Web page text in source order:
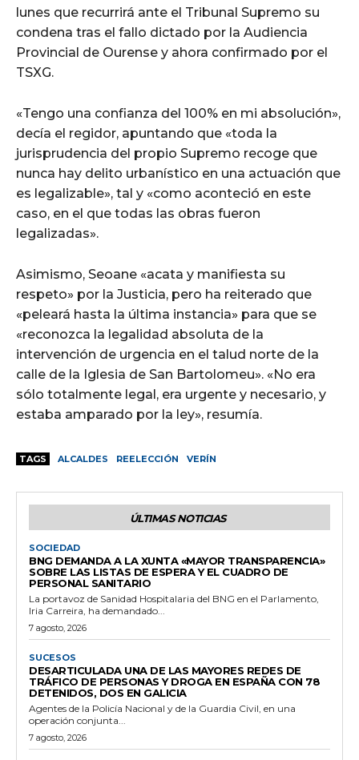
lunes que recurrirá ante el Tribunal Supremo su
condena tras el fallo dictado por la Audiencia
Provincial de Ourense y ahora confirmado por el
TSXG.
«Tengo una confianza del 100% en mi absolución»,
decía el regidor, apuntando que «toda la
jurisprudencia del propio Supremo recoge que
nunca hay delito urbanístico en una actuación que
es legalizable», tal y «como aconteció en este
caso, en el que todas las obras fueron
legalizadas».
Asimismo, Seoane «acata y manifiesta su
respeto» por la Justicia, pero ha reiterado que
«peleará hasta la última instancia» para que se
«reconozca la legalidad absoluta de la
intervención de urgencia en el talud norte de la
calle de la Iglesia de San Bartolomeu». «No era
sólo totalmente legal, era urgente y necesario, y
estaba amparado por la ley», resumía.
TAGS ALCALDES REELECCIÓN VERÍN
ÚLTIMAS NOTICIAS
SOCIEDAD
BNG DEMANDA A LA XUNTA «MAYOR TRANSPARENCIA»
SOBRE LAS LISTAS DE ESPERA Y EL CUADRO DE
PERSONAL SANITARIO
La portavoz de Sanidad Hospitalaria del BNG en el Parlamento,
Iria Carreira, ha demandado...
7 agosto, 2026
SUCESOS
DESARTICULADA UNA DE LAS MAYORES REDES DE
TRÁFICO DE PERSONAS Y DROGA EN ESPAÑA CON 78
DETENIDOS, DOS EN GALICIA
Agentes de la Policía Nacional y de la Guardia Civil, en una
operación conjunta...
7 agosto, 2026